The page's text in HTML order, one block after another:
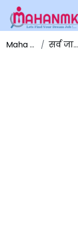
Maha NMK सर्व जाहिराती